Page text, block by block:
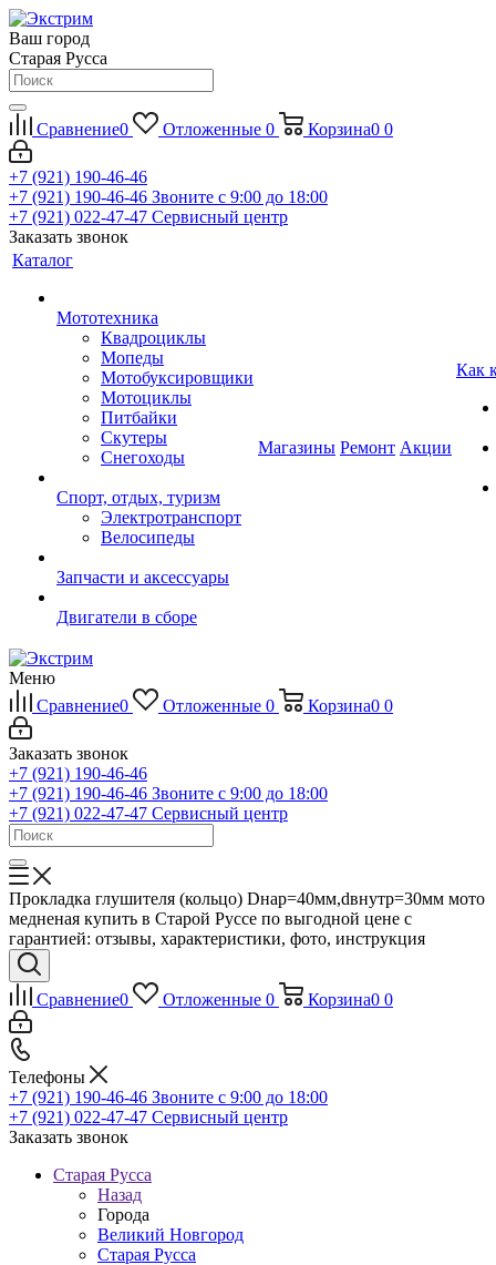
Ваш город
Старая Русса
Сравнение0 Отложенные 0 Корзина0 0
+7 (921) 190-46-46
+7 (921) 190-46-46 Звоните с 9:00 до 18:00
+7 (921) 022-47-47 Сервисный центр
Заказать звонок
Каталог
Мототехника
Квадроциклы
Мопеды
Мотобуксировщики
Мотоциклы
Питбайки
Скутеры
Снегоходы
Спорт, отдых, туризм
Электротранспорт
Велосипеды
Запчасти и аксессуары
Двигатели в сборе
Магазины Ремонт Акции
Как
Меню
Сравнение0 Отложенные 0 Корзина0 0
Заказать звонок
+7 (921) 190-46-46
+7 (921) 190-46-46 Звоните с 9:00 до 18:00
+7 (921) 022-47-47 Сервисный центр
Прокладка глушителя (кольцо) Dнар=40мм,dвнутр=30мм мото
медненая купить в Старой Руссе по выгодной цене с
гарантией: отзывы, характеристики, фото, инструкция
Сравнение0 Отложенные 0 Корзина0 0
Телефоны
+7 (921) 190-46-46 Звоните с 9:00 до 18:00
+7 (921) 022-47-47 Сервисный центр
Заказать звонок
Старая Русса
Назад
Города
Великий Новгород
Старая Русса